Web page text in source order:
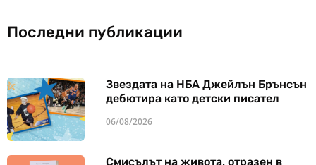
Последни публикации
Звездата на НБА Джейлън Брънсън
дебютира като детски писател
06/08/2026
Смисълът на живота, отразен в